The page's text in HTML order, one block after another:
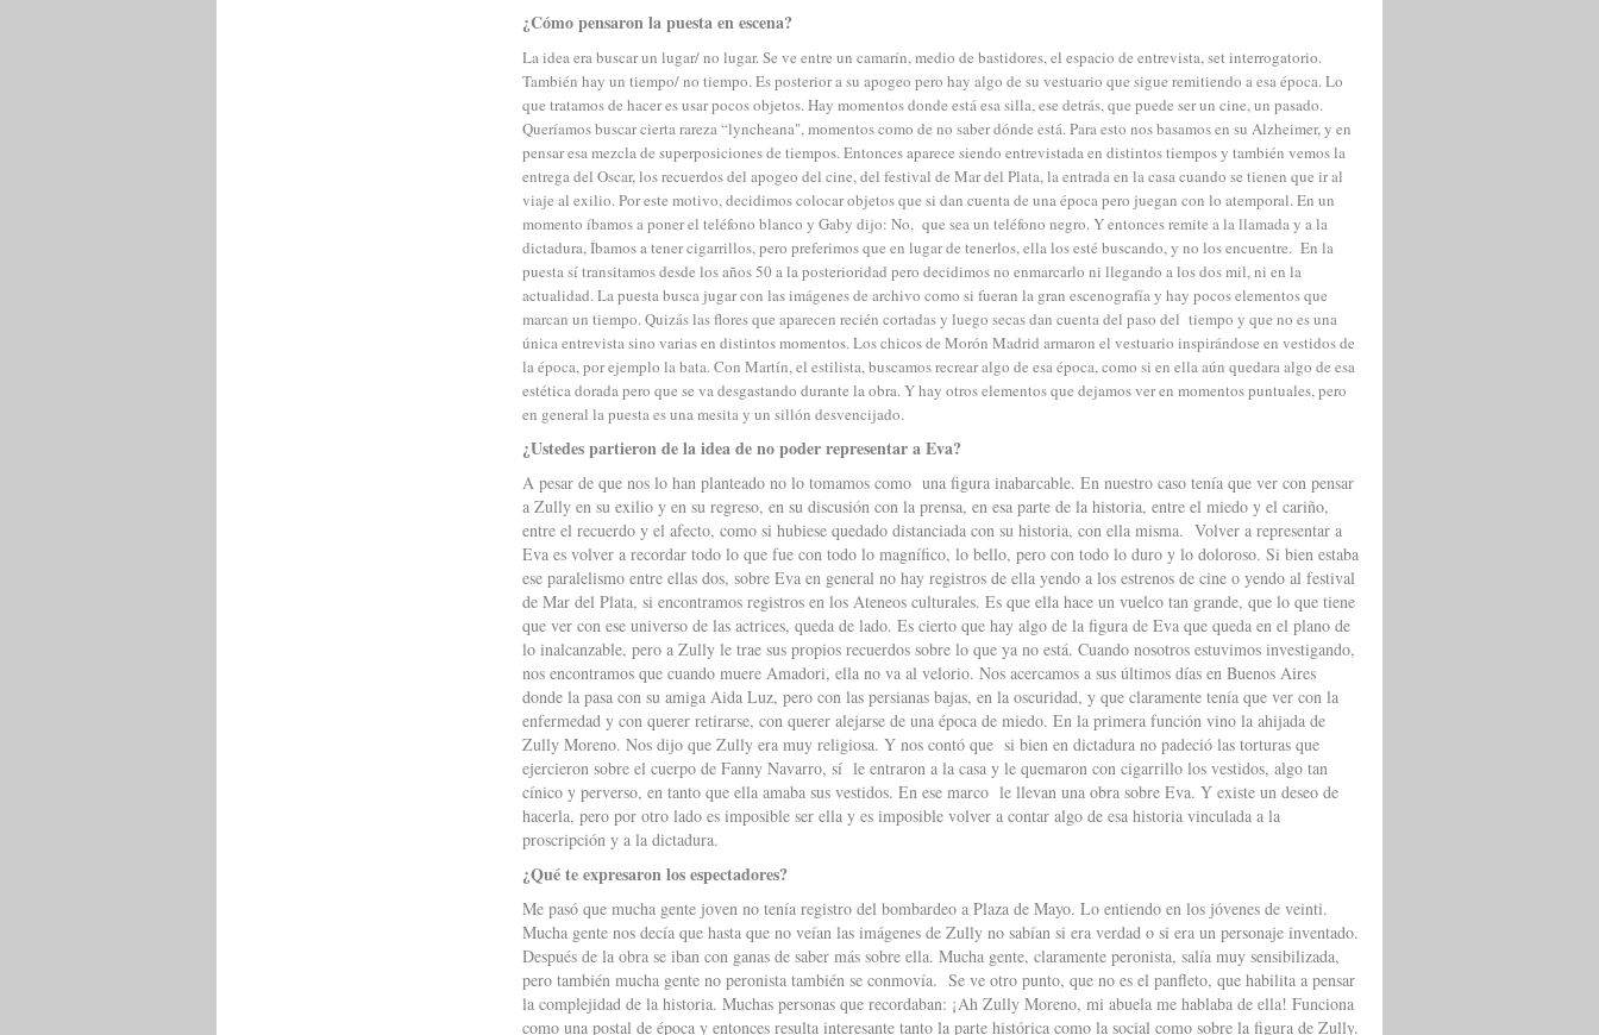
¿Cómo pensaron la puesta en escena?
La idea era buscar un lugar/ no lugar. Se ve entre un camarín, medio de bastidores, el espacio de entrevista, set interrogatorio.
También hay un tiempo/ no tiempo. Es posterior a su apogeo pero hay algo de su vestuario que sigue remitiendo a esa época. Lo
que tratamos de hacer es usar pocos objetos. Hay momentos donde está esa silla, ese detrás, que puede ser un cine, un pasado.
Queríamos buscar cierta rareza “lyncheana", momentos como de no saber dónde está. Para esto nos basamos en su Alzheimer, y en
pensar esa mezcla de superposiciones de tiempos. Entonces aparece siendo entrevistada en distintos tiempos y también vemos la
entrega del Oscar, los recuerdos del apogeo del cine, del festival de Mar del Plata, la entrada en la casa cuando se tienen que ir al
viaje al exilio. Por este motivo, decidimos colocar objetos que si dan cuenta de una época pero juegan con lo atemporal. En un
momento íbamos a poner el teléfono blanco y Gaby dijo: No, que sea un teléfono negro. Y entonces remite a la llamada y a la
dictadura, Íbamos a tener cigarrillos, pero preferimos que en lugar de tenerlos, ella los esté buscando, y no los encuentre. En la
puesta sí transitamos desde los años 50 a la posterioridad pero decidimos no enmarcarlo ni llegando a los dos mil, ni en la
actualidad. La puesta busca jugar con las imágenes de archivo como si fueran la gran escenografía y hay pocos elementos que
marcan un tiempo. Quizás las flores que aparecen recién cortadas y luego secas dan cuenta del paso del tiempo y que no es una
única entrevista sino varias en distintos momentos. Los chicos de Morón Madrid armaron el vestuario inspirándose en vestidos de
la época, por ejemplo la bata. Con Martín, el estilista, buscamos recrear algo de esa época, como si en ella aún quedara algo de esa
estética dorada pero que se va desgastando durante la obra. Y hay otros elementos que dejamos ver en momentos puntuales, pero
en general la puesta es una mesita y un sillón desvencijado.
¿Ustedes partieron de la idea de no poder representar a Eva?
A pesar de que nos lo han planteado no lo tomamos como una figura inabarcable. En nuestro caso tenía que ver con pensar
a Zully en su exilio y en su regreso, en su discusión con la prensa, en esa parte de la historia, entre el miedo y el cariño,
entre el recuerdo y el afecto, como si hubiese quedado distanciada con su historia, con ella misma. Volver a representar a
Eva es volver a recordar todo lo que fue con todo lo magnífico, lo bello, pero con todo lo duro y lo doloroso. Si bien estaba
ese paralelismo entre ellas dos, sobre Eva en general no hay registros de ella yendo a los estrenos de cine o yendo al festival
de Mar del Plata, si encontramos registros en los Ateneos culturales. Es que ella hace un vuelco tan grande, que lo que tiene
que ver con ese universo de las actrices, queda de lado. Es cierto que hay algo de la figura de Eva que queda en el plano de
lo inalcanzable, pero a Zully le trae sus propios recuerdos sobre lo que ya no está. Cuando nosotros estuvimos investigando,
nos encontramos que cuando muere Amadori, ella no va al velorio. Nos acercamos a sus últimos días en Buenos Aires
donde la pasa con su amiga Aida Luz, pero con las persianas bajas, en la oscuridad, y que claramente tenía que ver con la
enfermedad y con querer retirarse, con querer alejarse de una época de miedo. En la primera función vino la ahijada de
Zully Moreno. Nos dijo que Zully era muy religiosa. Y nos contó que si bien en dictadura no padeció las torturas que
ejercieron sobre el cuerpo de Fanny Navarro, sí le entraron a la casa y le quemaron con cigarrillo los vestidos, algo tan
cínico y perverso, en tanto que ella amaba sus vestidos. En ese marco le llevan una obra sobre Eva. Y existe un deseo de
hacerla, pero por otro lado es imposible ser ella y es imposible volver a contar algo de esa historia vinculada a la
proscripción y a la dictadura.
¿Qué te expresaron los espectadores?
Me pasó que mucha gente joven no tenía registro del bombardeo a Plaza de Mayo. Lo entiendo en los jóvenes de veinti.
Mucha gente nos decía que hasta que no veían las imágenes de Zully no sabían si era verdad o si era un personaje inventado.
Después de la obra se iban con ganas de saber más sobre ella. Mucha gente, claramente peronista, salía muy sensibilizada,
pero también mucha gente no peronista también se conmovía. Se ve otro punto, que no es el panfleto, que habilita a pensar
la complejidad de la historia. Muchas personas que recordaban: ¡Ah Zully Moreno, mi abuela me hablaba de ella! Funciona
como una postal de época y entonces resulta interesante tanto la parte histórica como la social como sobre la figura de Zully.